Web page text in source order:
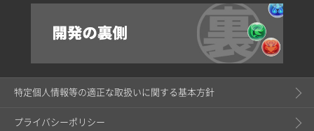
特定個人情報等の適正な取扱いに関する基本方針
プライバシーポリシー